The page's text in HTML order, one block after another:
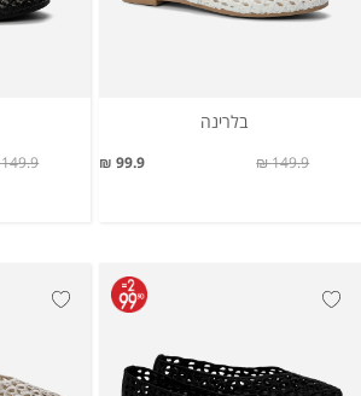
בלרינה
99.9 ₪ 149.9 ₪
149.9 ₪